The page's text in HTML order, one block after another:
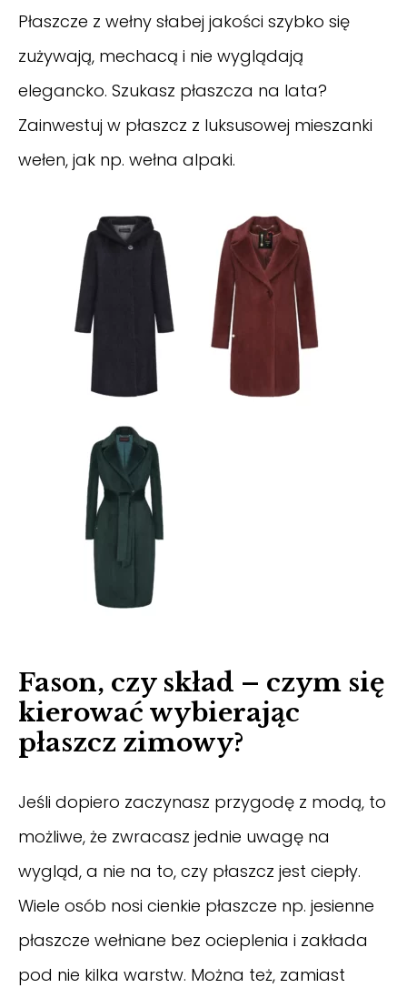
Płaszcze z wełny słabej jakości szybko się
zużywają, mechacą i nie wyglądają
elegancko. Szukasz płaszcza na lata?
Zainwestuj w płaszcz z luksusowej mieszanki
wełen, jak np. wełna alpaki.
Fason, czy skład – czym się
kierować wybierając
płaszcz zimowy?
Jeśli dopiero zaczynasz przygodę z modą, to
możliwe, że zwracasz jednie uwagę na
wygląd, a nie na to, czy płaszcz jest ciepły.
Wiele osób nosi cienkie płaszcze np. jesienne
płaszcze wełniane bez ocieplenia i zakłada
pod nie kilka warstw. Można też, zamiast